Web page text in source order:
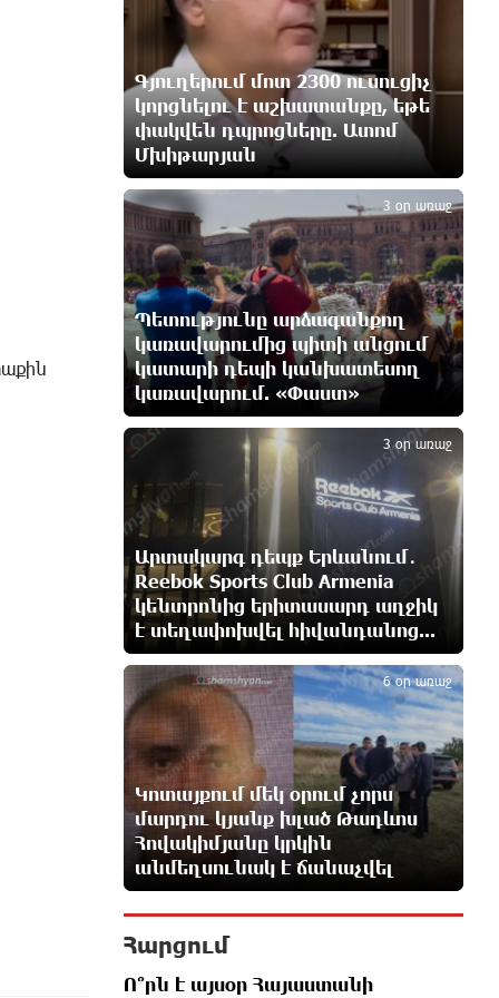
փոխել Հորմուզի նեղուցի
նավագնացության կառուցվածքը
9 ժամ առաջ
8-ամյա Մոնթե Մուրադյանն ու
Սյունե Քոսակյանը հաղթահարել
են Արարատի գագաթը
Վթար Լոռու մարզում․
փրկարարները վարորդին դուրս
են բերել արգելափակումից
10 ժամ առաջ
Երևանում երթուղիների
փոփոխություն կլինի
Օգոստոսի 7-ին՝ Գարեգին Բ
Ամենայն Հայոց Կաթողիկոսի
դատական նիստը
10 ժամ առաջ
ՆԳՆ-ն՝ աղբակույտի տակ մնացած
քաղաքացու մահվան մասին
11 ժամ առաջ
«Համահայկական ճակատ»
շարժումը զորակցություն է
հայտնում Ամենայն Հայոց
Կաթողիկոսին
11 ժամ առաջ
Ավտովթար՝ Կոտայքի մարզում.
Զովունի-Եղվարդ ճանապարհին
բախվել են «Alfa Romeo»-ն
և «Opel»-ը. կա վիրավոր
Գյուղերում մոտ 2300 ուսուցիչ
կորցնելու է աշխատանքը, եթե
փակվեն դպրոցները. Ատոմ
Մխիթարյան
Պետությունը արձագանքող
կառավարումից պիտի անցում
կատարի դեպի կանխատեսող
կառավարում. «Փաստ»
3 օր առաջ
3
Արտակարգ դեպք Երևանում․
Reebok Sports Club Armenia
կենտրոնից երիտասարդ աղջիկ
է տեղափոխվել հիվանդանոց...
3 օր առաջ
4
Կոտայքում մեկ օրում չորս
մարդու կյանք խլած Թադևոս
Հովակիմյանը կրկին
անմեղսունակ է ճանաչվել
6 օր առաջ
5
Հարցում
Ո՞րն է այսօր Հայաստանի